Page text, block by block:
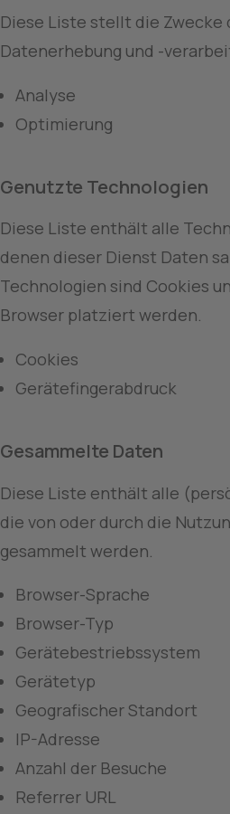
Diese Liste stellt die Zwecke
Datenerhebung und -
Analyse
Optimierung
Genutzte Technologien
Diese Liste enthält alle
denen dieser Dienst Daten
Technologien sind Cookies
Browser platziert werden.
Cookies
Gerätefingerabdruck
Gesammelte Daten
Diese Liste enthält alle
die von oder durch die
gesammelt werden.
Browser-Sprache
Browser-Typ
Gerätebestriebssystem
Gerätetyp
Geografischer Standort
IP-Adresse
Anzahl der Besuche
Referrer URL